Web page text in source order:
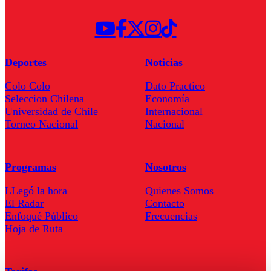
Deportes
Colo Colo
Seleccion Chilena
Universidad de Chile
Torneo Nacional
Noticias
Dato Practico
Economía
Internacional
Nacional
Programas
LLegó la hora
El Radar
Enfoqué Público
Hoja de Ruta
Nosotros
Quienes Somos
Contacto
Frecuencias